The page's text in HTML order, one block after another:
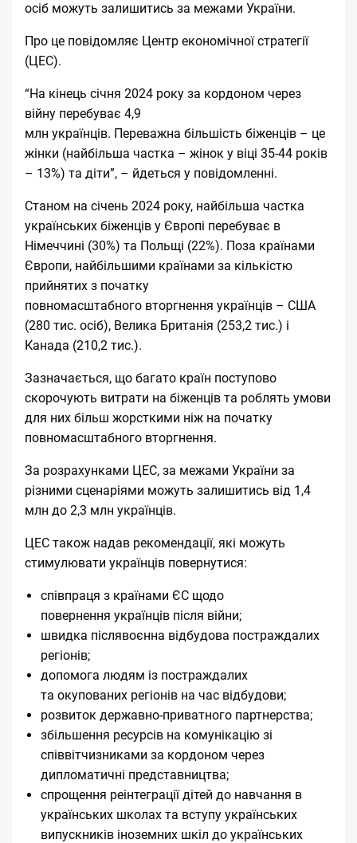
осіб можуть залишитись за межами України.
Про це повідомляє Центр економічної стратегії
(ЦЕС).​
“На кінець січня 2024 року за кордоном через
війну перебуває 4,9
млн українців. Переважна більшість біженців – це
жінки (найбільша частка – жінок у віці 35-44 років
– 13%) та діти”, – йдеться у повідомленні.
Cтаном на січень 2024 року, найбільша частка
українських біженців у Європі перебуває в
Німеччині (30%) та Польщі (22%). Поза країнами
Європи, найбільшими країнами за кількістю
прийнятих з початку
повномасштабного вторгнення українців – США
(280 тис. осіб), Велика Британія (253,2 тис.) і
Канада (210,2 тис.).​
Зазначається, що багато країн поступово
скорочують витрати на біженців та роблять умови
для них більш жорсткими ніж на початку
повномасштабного вторгнення.​
За розрахунками ЦЕС, за межами України за
різними сценаріями можуть залишитись від 1,4
млн до 2,3 млн українців.
ЦЕС також надав рекомендації, які можуть
стимулювати українців повернутися:
співпраця з країнами ЄС щодо
повернення українців після війни;
швидка післявоєнна відбудова постраждалих
регіонів;
допомога людям із постраждалих
та окупованих регіонів на час відбудови;
розвиток державно-приватного партнерства;
збільшення ресурсів на комунікацію зі
співвітчизниками за кордоном через
дипломатичні представництва;
спрощення реінтеграції дітей до навчання в
українських школах та вступу українських
випускників іноземних шкіл до українських